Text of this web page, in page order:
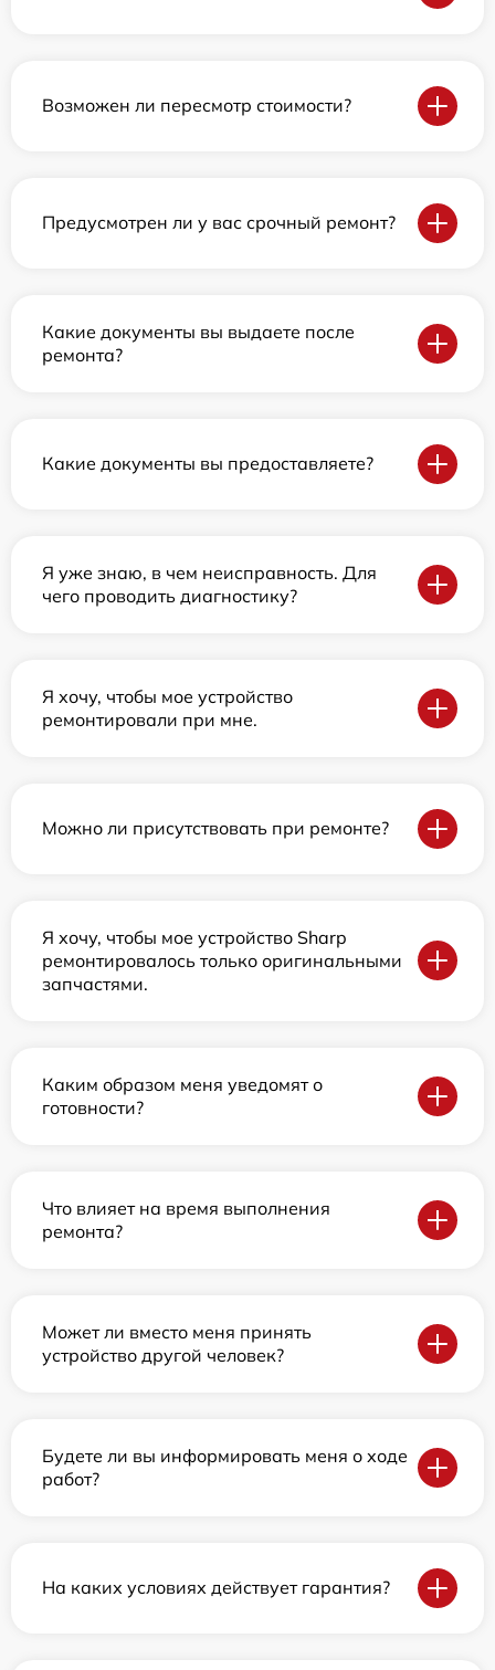
Возможен ли пересмотр стоимости?
Предусмотрен ли у вас срочный ремонт?
Какие документы вы выдаете после
ремонта?
Какие документы вы предоставляете?
Я уже знаю, в чем неисправность. Для
чего проводить диагностику?
Я хочу, чтобы мое устройство
ремонтировали при мне.
Можно ли присутствовать при ремонте?
Я хочу, чтобы мое устройство Sharp
ремонтировалось только оригинальными
запчастями.
Каким образом меня уведомят о
готовности?
Что влияет на время выполнения
ремонта?
Может ли вместо меня принять
устройство другой человек?
Будете ли вы информировать меня о ходе
работ?
На каких условиях действует гарантия?